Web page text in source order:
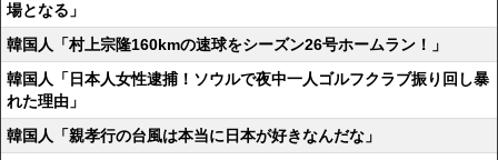
場となる」
韓国人「村上宗隆160kmの速球をシーズン26号ホームラン！」
韓国人「日本人女性逮捕！ソウルで夜中一人ゴルフクラブ振り回し暴
れた理由」
韓国人「親孝行の台風は本当に日本が好きなんだな」